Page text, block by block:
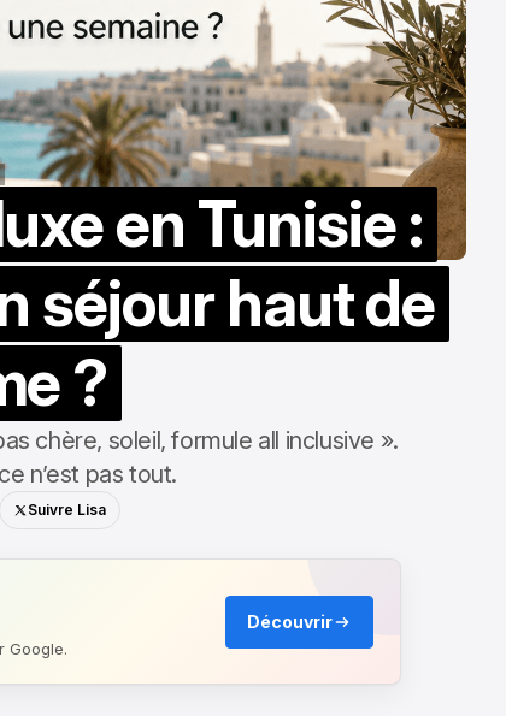
en Tunisie :
séjour haut de
?
chère, soleil, formule all inclusive ».
n’est pas tout.
Suivre Lisa
Google.
Découvrir